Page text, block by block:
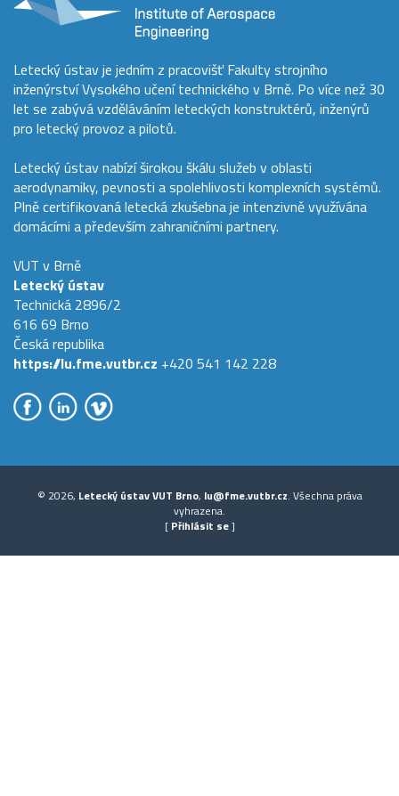
Letecký ústav je jedním z pracovišť Fakulty strojního
inženýrství Vysokého učení technického v Brně. Po více než 30
let se zabývá vzděláváním leteckých konstruktérů, inženýrů
pro letecký provoz a pilotů.
Letecký ústav nabízí širokou škálu služeb v oblasti
aerodynamiky, pevnosti a spolehlivosti komplexních systémů.
Plně certifikovaná letecká zkušebna je intenzivně využívána
domácími a především zahraničními partnery.
VUT v Brně
Letecký ústav
Technická 2896/2
616 69 Brno
Česká republika
https://lu.fme.vutbr.cz +420 541 142 228
© 2026, Letecký ústav VUT Brno, lu@fme.vutbr.cz. Všechna práva
vyhrazena.
[ Přihlásit se]